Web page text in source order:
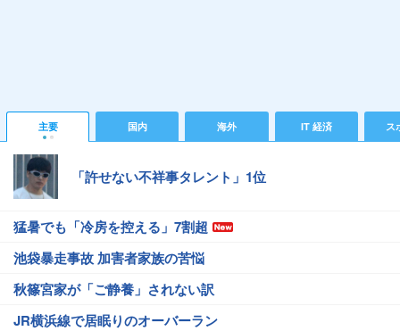
主要 国内 海外 IT 経済 ス
「許せない不祥事タレント」1位
猛暑でも「冷房を控える」7割超
池袋暴走事故 加害者家族の苦悩
秋篠宮家が「ご静養」されない訳
JR横浜線で居眠りのオーバーラン